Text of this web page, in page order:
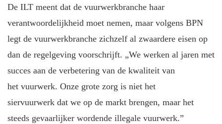
De ILT meent dat de vuurwerkbranche haar
verantwoordelijkheid moet nemen, maar volgens BPN
legt de vuurwerkbranche zichzelf al zwaardere eisen op
dan de regelgeving voorschrijft. „We werken al jaren met
succes aan de verbetering van de kwaliteit van
het vuurwerk. Onze grote zorg is niet het
siervuurwerk dat we op de markt brengen, maar het
steeds gevaarlijker wordende illegale vuurwerk.”